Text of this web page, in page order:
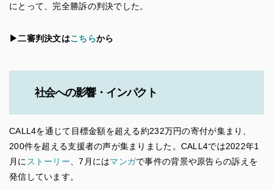
にとって、完全勝訴の判決でした。
▶︎二審判決文はこちらから
社会への影響・インパクト
CALL4を通じて目標金額を超える約232万円の寄付が集まり、
200件を超える支援者の声が集まりました。CALL4では2022年1
月に ストーリー 、7月にはマンガで事件の背景や原告らの訴えを
発信しています。